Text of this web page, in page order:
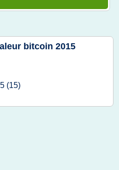
bitcoin 2015
(15)